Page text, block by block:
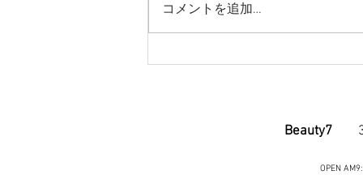
コメントを追加…
Beauty7
OPEN